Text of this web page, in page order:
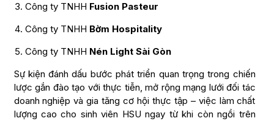
Công ty TNHH Fusion Pasteur
Công ty TNHH Bờm Hospitality
Công ty TNHH Nén Light Sài Gòn
Sự kiện đánh dấu bước phát triển quan trọng trong chiến
lược gắn đào tạo với thực tiễn, mở rộng mạng lưới đối tác
doanh nghiệp và gia tăng cơ hội thực tập – việc làm chất
lượng cao cho sinh viên HSU ngay từ khi còn ngồi trên